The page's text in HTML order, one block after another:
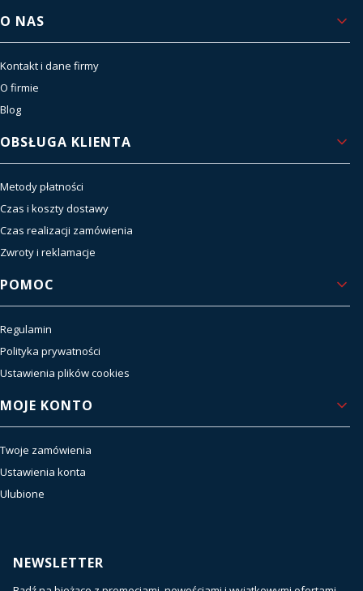
Linki w stopce
O NAS
Kontakt i dane firmy
O firmie
Blog
OBSŁUGA KLIENTA
Metody płatności
Czas i koszty dostawy
Czas realizacji zamówienia
Zwroty i reklamacje
POMOC
Regulamin
Polityka prywatności
Ustawienia plików cookies
MOJE KONTO
Twoje zamówienia
Ustawienia konta
Ulubione
NEWSLETTER